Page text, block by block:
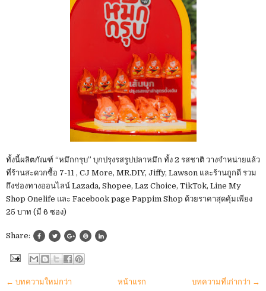
ทั้งนี้ผลิตภัณฑ์ “หมึกกรุบ” บุกปรุงรสรูปปลาหมึก ทั้ง 2 รสชาติ วางจำหน่ายแล้ว
ที่ร้านสะดวกซื้อ 7-11 , CJ More, MR.DIY, Jiffy, Lawson และร้านถูกดี รวม
ถึงช่องทางออนไลน์ Lazada, Shopee, Laz Choice, TikTok, Line My
Shop Onelife และ Facebook page Pappim Shop ด้วยราคาสุดคุ้มเพียง
25 บาท (มี 6 ซอง)
Share:
← บทความใหม่กว่า บทความที่เก่ากว่า →
หน้าแรก